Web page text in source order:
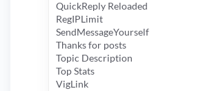
QuickReply Reloaded
RegIPLimit
SendMessageYourself
Thanks for posts
Topic Description
Top Stats
VigLink